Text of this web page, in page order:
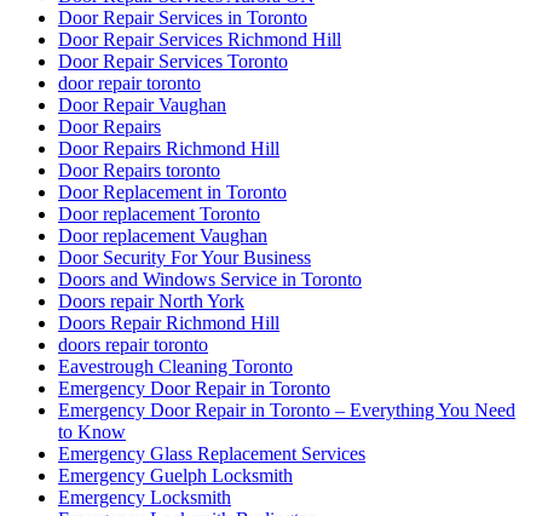
Door Repair Services in Toronto
Door Repair Services Richmond Hill
Door Repair Services Toronto
door repair toronto
Door Repair Vaughan
Door Repairs
Door Repairs Richmond Hill
Door Repairs toronto
Door Replacement in Toronto
Door replacement Toronto
Door replacement Vaughan
Door Security For Your Business
Doors and Windows Service in Toronto
Doors repair North York
Doors Repair Richmond Hill
doors repair toronto
Eavestrough Cleaning Toronto
Emergency Door Repair in Toronto
Emergency Door Repair in Toronto – Everything You Need
to Know
Emergency Glass Replacement Services
Emergency Guelph Locksmith
Emergency Locksmith